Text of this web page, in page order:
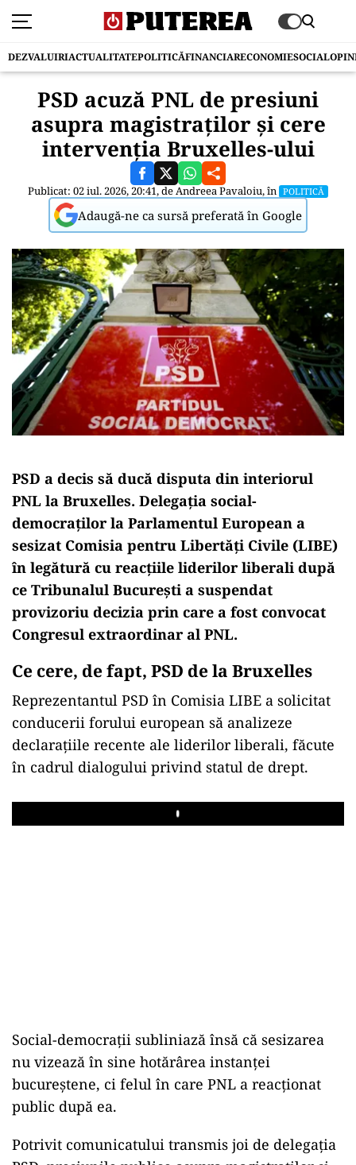
DEZVALUIRIACTUALITATEPOLITICĂFINANCIARECONOMIESOCIAL
PSD acuză PNL de presiuni
asupra magistraților și cere
intervenția Bruxelles-ului
Publicat: 02 iul. 2026, 20:41, deAndreea Pavaloiu, în POLITICĂ
Adaugă-ne ca sursă preferată în Google
PSD a decis să ducă disputa din interiorul
PNL la Bruxelles. Delegația social-
democraților la Parlamentul European a
sesizat Comisia pentru Libertăți Civile (LIBE)
în legătură cu reacțiile liderilor liberali după
ce Tribunalul București a suspendat
provizoriu decizia prin care a fost convocat
Congresul extraordinar al PNL.
Ce cere, de fapt, PSD de la Bruxelles
Reprezentantul PSD în Comisia LIBE a solicitat
conducerii forului european să analizeze
declarațiile recente ale liderilor liberali, făcute
în cadrul dialogului privind statul de drept.
Play
Social-democrații subliniază însă că sesizarea
nu vizează în sine hotărârea instanței
bucureștene, ci felul în care PNL a reacționat
public după ea.
Potrivit comunicatului transmis joi de delegația